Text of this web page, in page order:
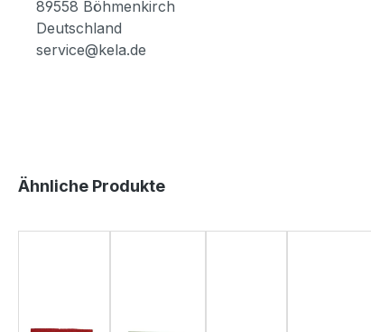
89558 Böhmenkirch
Deutschland
service@kela.de
Produktgalerie überspringen
Ähnliche Produkte